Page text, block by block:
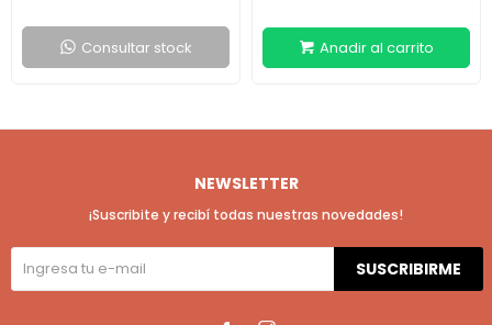
Consultar stock
NEWSLETTER
¡Suscribite y recibí todas nuestras novedades!
SUSCRIBIRME